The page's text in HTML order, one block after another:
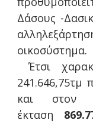
Δάσους -
οικοσύστημα.
Έτσι
241.646,75τμ
και στον
έκταση